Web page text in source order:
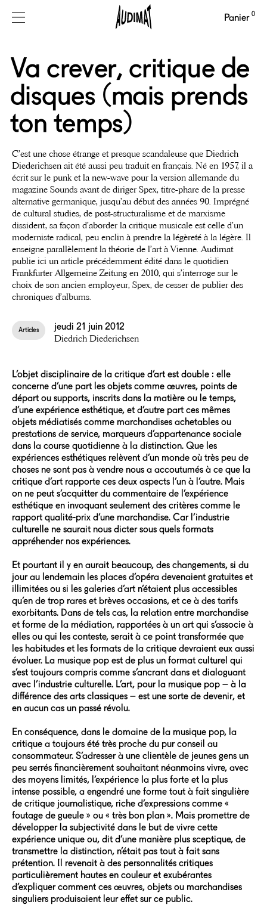
Panier 0
Va crever, critique de
disques (mais prends
ton temps)
C’est une chose étrange et presque scandaleuse que Diedrich
Diederichsen ait été aussi peu traduit en français. Né en 1957, il a
écrit sur le punk et la new-wave pour la version allemande du
magazine Sounds avant de diriger Spex, titre-phare de la presse
alternative germanique, jusqu’au début des années 90. Imprégné
de cultural studies, de post-structuralisme et de marxisme
dissident, sa façon d’aborder la critique musicale est celle d’un
moderniste radical, peu enclin à prendre la légèreté à la légère. Il
enseigne parallèlement la théorie de l’art à Vienne. Audimat
publie ici un article précédemment édité dans le quotidien
Frankfurter Allgemeine Zeitung en 2010, qui s’interroge sur le
choix de son ancien employeur, Spex, de cesser de publier des
chroniques d’albums.
Articles jeudi 21 juin 2012
Diedrich Diederichsen
L’objet disciplinaire de la critique d’art est double : elle
concerne d’une part les objets comme œuvres, points de
départ ou supports, inscrits dans la matière ou le temps,
d’une expérience esthétique, et d’autre part ces mêmes
objets médiatisés comme marchandises achetables ou
prestations de service, marqueurs d’appartenance sociale
dans la course quotidienne à la distinction. Que les
expériences esthétiques relèvent d’un monde où très peu de
choses ne sont pas à vendre nous a accoutumés à ce que la
critique d’art rapporte ces deux aspects l’un à l’autre. Mais
on ne peut s’acquitter du commentaire de l’expérience
esthétique en invoquant seulement des critères comme le
rapport qualité-prix d’une marchandise. Car l’industrie
culturelle ne saurait nous dicter sous quels formats
appréhender nos expériences.
Et pourtant il y en aurait beaucoup, des changements, si du
jour au lendemain les places d’opéra devenaient gratuites et
illimitées ou si les galeries d’art n’étaient plus accessibles
qu’en de trop rares et brèves occasions, et ce à des tarifs
exorbitants. Dans de tels cas, la relation entre marchandise
et forme de la médiation, rapportées à un art qui s’associe à
elles ou qui les conteste, serait à ce point transformée que
les habitudes et les formats de la critique devraient eux aussi
évoluer. La musique pop est de plus un format culturel qui
s’est toujours compris comme s’ancrant dans et dialoguant
avec l’industrie culturelle. L’art, pour la musique pop – à la
différence des arts classiques – est une sorte de devenir, et
en aucun cas un passé révolu.
En conséquence, dans le domaine de la musique pop, la
critique a toujours été très proche du pur conseil au
consommateur. S’adresser à une clientèle de jeunes gens un
peu serrés financièrement souhaitant néanmoins vivre, avec
des moyens limités, l’expérience la plus forte et la plus
intense possible, a engendré une forme tout à fait singulière
de critique journalistique, riche d’expressions comme «
foutage de gueule » ou « très bon plan ». Mais promettre de
développer la subjectivité dans le but de vivre cette
expérience unique ou, dit d’une manière plus sceptique, de
transmettre la distinction, n’était pas tout à fait sans
prétention. Il revenait à des personnalités critiques
particulièrement hautes en couleur et exubérantes
d’expliquer comment ces œuvres, objets ou marchandises
singuliers produisaient leur effet sur ce public.